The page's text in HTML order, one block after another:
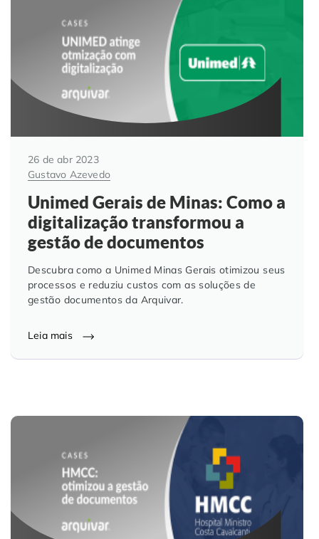
26 de abr 2023
Gustavo Azevedo
Unimed Gerais de Minas: Como a
digitalização transformou a
gestão de documentos
Descubra como a Unimed Minas Gerais otimizou seus
processos e reduziu custos com as soluções de
gestão documentos da Arquivar.
Leia mais